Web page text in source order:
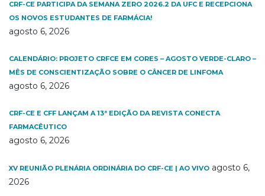
CRF-CE PARTICIPA DA SEMANA ZERO 2026.2 DA UFC E RECEPCIONA
OS NOVOS ESTUDANTES DE FARMÁCIA!
agosto 6, 2026
CALENDÁRIO: PROJETO CRFCE EM CORES – AGOSTO VERDE-CLARO –
MÊS DE CONSCIENTIZAÇÃO SOBRE O CÂNCER DE LINFOMA
agosto 6, 2026
CRF-CE E CFF LANÇAM A 13ª EDIÇÃO DA REVISTA CONECTA
FARMACÊUTICO
agosto 6, 2026
XV REUNIÃO PLENÁRIA ORDINÁRIA DO CRF-CE | AO VIVO agosto 6,
2026